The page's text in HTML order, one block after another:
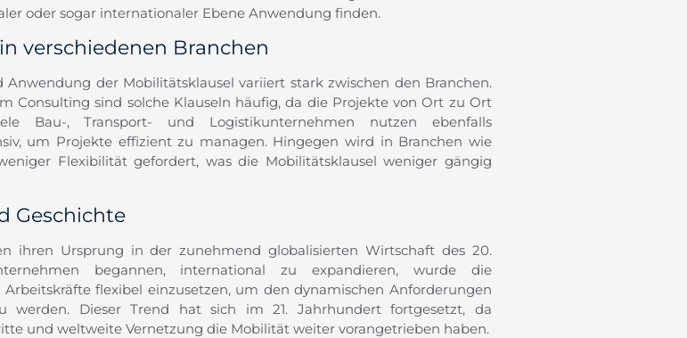
oder sogar internationaler Ebene Anwendung finden.
verschiedenen Branchen
der Mobilitätsklausel variiert stark zwischen den Branchen.
Consulting sind solche Klauseln häufig, da die Projekte von Ort zu Ort
Bau-, Transport- und Logistikunternehmen nutzen ebenfalls
um Projekte effizient zu managen. Hingegen wird in Branchen wie
Flexibilität gefordert, was die Mobilitätsklausel weniger gängig
Geschichte
ihren Ursprung in der zunehmend globalisierten Wirtschaft des 20.
begannen, international zu expandieren, wurde die
flexibel einzusetzen, um den dynamischen Anforderungen
werden. Dieser Trend hat sich im 21. Jahrhundert fortgesetzt, da
und weltweite Vernetzung die Mobilität weiter vorangetrieben haben.